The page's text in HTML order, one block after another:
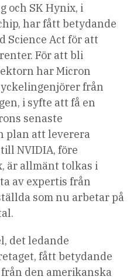
och SK Hynix, i
har fått betydande
Science Act för att
För att bli
har Micron
från
i syfte att få en
senaste
plan att leverera
NVIDIA, före
är allmänt tolkas i
av expertis från
som nu arbetar på
det ledande
fått betydande
den amerikanska